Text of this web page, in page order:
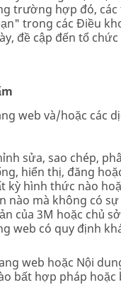
trường hợp đó, các
trong các Điều
đề cập đến tổ
web và/hoặc các
sửa, sao chép,
hiển thị, đăng
kỳ hình thức nào
nào mà không có
của 3M hoặc chủ
web có quy định
web hoặc Nội
bất hợp pháp hoặc